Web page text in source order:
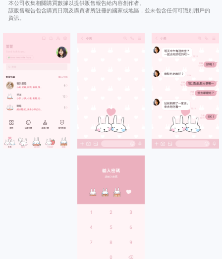
本公司收集相關購買數據以提供販售報告給內容創作者。
該販售報告包含購買日期及購買者所註冊的國家或地區，並未包含任何可識別用戶的
資訊。